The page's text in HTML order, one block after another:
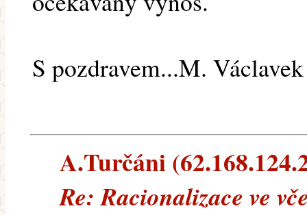
S pozdravem...M. Václavek
A.Turčáni
Re: Racionalizace ve